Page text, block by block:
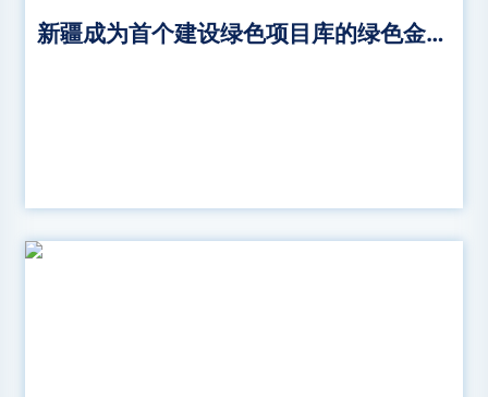
新疆成为首个建设绿色项目库的绿色金融改革创新试验区